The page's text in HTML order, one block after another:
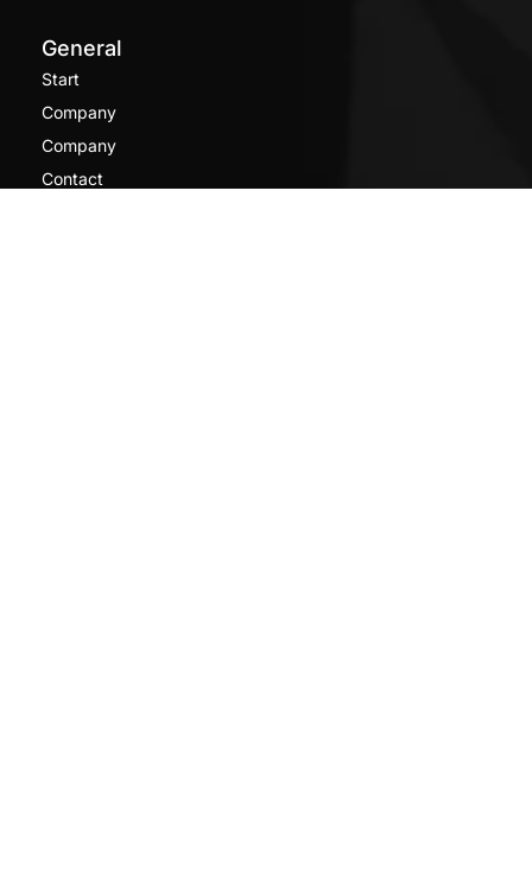
General
Start
Company
Company
Contact